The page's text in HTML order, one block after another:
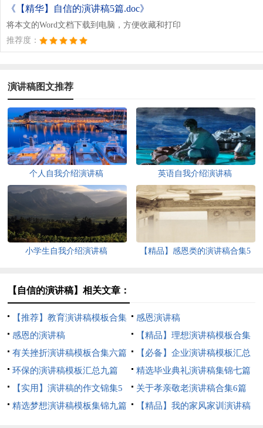
《【精华】自信的演讲稿5篇.doc》
将本文的Word文档下载到电脑，方便收藏和打印
推荐度：
演讲稿图文推荐
个人自我介绍演讲稿 英语自我介绍演讲稿
小学生自我介绍演讲稿
【精品】感恩类的演讲稿合集5
【自信的演讲稿】相关文章：
【推荐】教育演讲稿模板合集
6篇
感恩演讲稿
感恩的演讲稿
【精品】理想演讲稿模板合集
六篇
有关挫折演讲稿模板合集六篇
【必备】企业演讲稿模板汇总
8篇
环保的演讲稿模板汇总九篇
精选毕业典礼演讲稿集锦七篇
【实用】演讲稿的作文锦集5
篇
关于孝亲敬老演讲稿合集6篇
精选梦想演讲稿模板集锦九篇
【精品】我的家风家训演讲稿